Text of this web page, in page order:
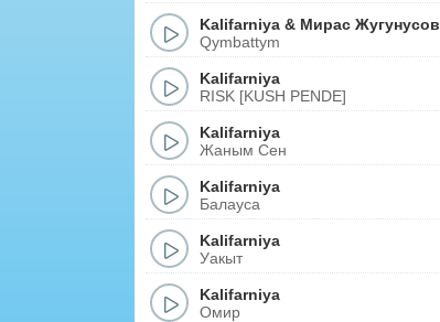
Kalifarniya & Мирас Жугунусов
Qymbattym
Kalifarniya
RISK [KUSH PENDE]
Kalifarniya
Жаным Сен
Kalifarniya
Балауса
Kalifarniya
Уакыт
Kalifarniya
Омир